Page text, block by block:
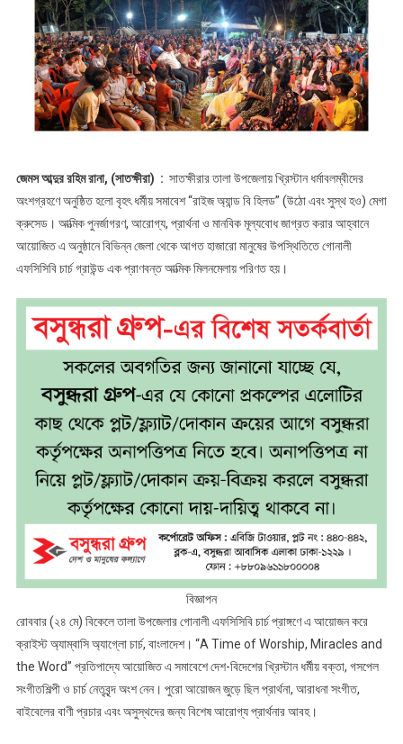
জেমস আব্দুর রহিম রানা, (সাতক্ষীরা) : সাতক্ষীরার তালা উপজেলায় খ্রিস্টান ধর্মাবলম্বীদের
অংশগ্রহণে অনুষ্ঠিত হলো বৃহৎ ধর্মীয় সমাবেশ “রাইজ অ্যান্ড বি হিলড” (উঠো এবং সুস্থ হও) মেগা
ক্রুসেড। আত্মিক পুনর্জাগরণ, আরোগ্য, প্রার্থনা ও মানবিক মূল্যবোধ জাগ্রত করার আহ্বানে
আয়োজিত এ অনুষ্ঠানে বিভিন্ন জেলা থেকে আগত হাজারো মানুষের উপস্থিতিতে গোনালী
এফসিসিবি চার্চ গ্রাউন্ড এক প্রাণবন্ত আত্মিক মিলনমেলায় পরিণত হয়।
বিজ্ঞাপন
রোববার (২৪ মে) বিকেলে তালা উপজেলার গোনালী এফসিসিবি চার্চ প্রাঙ্গণে এ আয়োজন করে
ক্রাইস্ট অ্যাম্বাসি অ্যাগ্লো চার্চ, বাংলাদেশ। “A Time of Worship, Miracles and
the Word” প্রতিপাদ্যে আয়োজিত এ সমাবেশে দেশ-বিদেশের খ্রিস্টান ধর্মীয় বক্তা, গসপেল
সংগীতশিল্পী ও চার্চ নেতৃবৃন্দ অংশ নেন। পুরো আয়োজন জুড়ে ছিল প্রার্থনা, আরাধনা সংগীত,
বাইবেলের বাণী প্রচার এবং অসুস্থদের জন্য বিশেষ আরোগ্য প্রার্থনার আবহ।